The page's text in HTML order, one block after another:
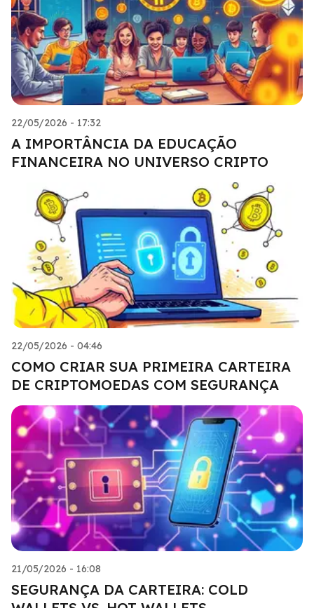
22/05/2026 - 17:32
A IMPORTÂNCIA DA EDUCAÇÃO
FINANCEIRA NO UNIVERSO CRIPTO
22/05/2026 - 04:46
COMO CRIAR SUA PRIMEIRA CARTEIRA
DE CRIPTOMOEDAS COM SEGURANÇA
21/05/2026 - 16:08
SEGURANÇA DA CARTEIRA: COLD